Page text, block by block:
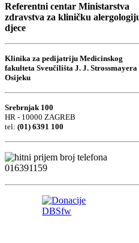
Referentni centar Ministarstva
zdravstva za kliničku
djece
Klinika za pedijatriju Medicinskog
fakulteta Sveučilišta J. J. Strossmayera
Osijeku
Srebrnjak 100
HR - 10000 ZAGREB
tel: (01) 6391 100